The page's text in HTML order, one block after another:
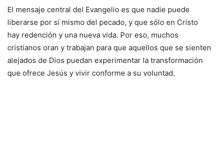
El mensaje central del Evangelio es que nadie puede
liberarse por sí mismo del pecado, y que sólo en Cristo
hay redención y una nueva vida. Por eso, muchos
cristianos oran y trabajan para que aquellos que se sienten
alejados de Dios puedan experimentar la transformación
que ofrece Jesús y vivir conforme a su voluntad.